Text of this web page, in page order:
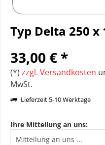
Typ Delta 250
33,00 € *
(*) zzgl. Versandkosten
MwSt.
Lieferzeit 5-10 Werktage
Ihre Mitteilung an uns: